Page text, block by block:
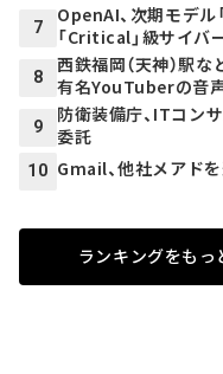
7
OpenAI、次期モデ
「Critical」級サイバ
8
西鉄福岡（天神）駅
有名YouTuberの音
9
防衛装備庁、ITコン
委託
10 Gmail、他社メアド
ランキングをもっ